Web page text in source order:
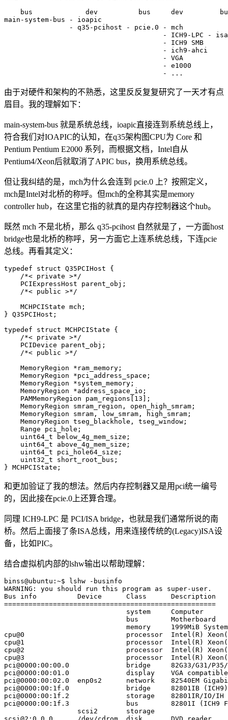
bus             dev          bus     dev
main-system-bus - ioapic
                - q35-pcihost - pcie.0 - mch
- ICH9-LPC -
                                       - ICH9 SMB
                                       - ich9-ahci
                                       - VGA
                                       - e1000
                                       - ...
由于对硬件和架构的不熟悉，这里反反复复研究了一天才有点
眉目。我的理解如下：
main-system-bus 就是系统总线，ioapic直接连到系统总线上，
符合我们对IOAPIC的认知，在q35架构图CPU为 Core 和
Pentium Pentium E2000 系列，而根据文档，Intel自从
Pentium4/Xeon后就取消了APIC bus，换用系统总线。
但让我纠结的是，mch为什么会连到 pcie.0 上？按照定义，
mch是Intel对北桥的称呼。但mch的全称其实是memory
controller hub，在这里它指的就真的是内存控制器这个hub。
既然 mch 不是北桥，那么 q35-pcihost 自然就是了，一方面host
bridge也是北桥的称呼，另一方面它上连系统总线，下连pcie
总线。再看其定义：
typedef struct Q35PCIHost {
    /*< private >*/
    PCIExpressHost parent_obj;
    /*< public >*/
    MCHPCIState mch;
} Q35PCIHost;
typedef struct MCHPCIState {
    /*< private >*/
    PCIDevice parent_obj;
    /*< public >*/
    MemoryRegion *ram_memory;
    MemoryRegion *pci_address_space;
    MemoryRegion *system_memory;
    MemoryRegion *address_space_io;
    PAMMemoryRegion pam_regions[13];
    MemoryRegion smram_region, open_high_smram;
    MemoryRegion smram, low_smram, high_smram;
    MemoryRegion tseg_blackhole, tseg_window;
    Range pci_hole;
    uint64_t below_4g_mem_size;
    uint64_t above_4g_mem_size;
    uint64_t pci_hole64_size;
    uint32_t short_root_bus;
} MCHPCIState;
和更加验证了我的想法。然后内存控制器又是用pci统一编号
的，因此接在pcie.0上还算合理。
同理 ICH9-LPC 是 PCI/ISA bridge，也就是我们通常所说的南
桥。然后上面接了条ISA总线，用来连接传统的(Legacy)ISA设
备，比如PIC。
结合虚拟机内部的lshw输出以帮助理解：
binss@ubuntu:~$ lshw -businfo
WARNING: you should run this program as super-user.
Bus info          Device      Class      Description
====================================================
                              system     Computer
                              bus        Motherboard
memory     1999MiB
cpu@0                         processor  Intel(R) Xeon(R)
cpu@1                         processor  Intel(R) Xeon(R)
cpu@2                         processor  Intel(R) Xeon(R)
cpu@3                         processor  Intel(R) Xeon(R)
pci@0000:00:00.0              bridge     82G33/G31/P35/
pci@0000:00:01.0              display    VGA
pci@0000:00:02.0  enp0s2      network    82540EM
pci@0000:00:1f.0              bridge     82801IB (ICH9)
pci@0000:00:1f.2              storage    82801IR/IO/IH
pci@0000:00:1f.3              bus        82801I (ICH9
                  scsi2       storage